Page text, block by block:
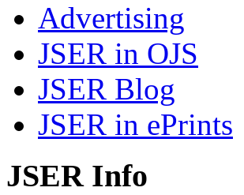
Advertising
JSER in OJS
JSER Blog
JSER in ePrints
JSER Info